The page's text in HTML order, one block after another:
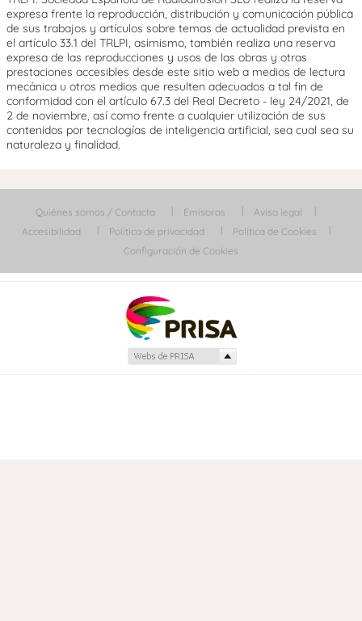
expresa frente la reproducción, distribución y comunicación pública
de sus trabajos y artículos sobre temas de actualidad prevista en
el artículo 33.1 del TRLPI, asimismo, también realiza una reserva
expresa de las reproducciones y usos de las obras y otras
prestaciones accesibles desde este sitio web a medios de lectura
mecánica u otros medios que resulten adecuados a tal fin de
conformidad con el artículo 67.3 del Real Decreto - ley 24/2021, de
2 de noviembre, así como frente a cualquier utilización de sus
contenidos por tecnologías de inteligencia artificial, sea cual sea su
naturaleza y finalidad.
Quiénes somos / Contacta Emisoras
Aviso legal
Accesibilidad
Política de privacidad
Política de Cookies
Configuración de Cookies